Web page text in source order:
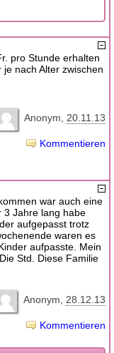
pro Stunde erhalten
nach Alter zwischen
Anonym 20.11.13
Kommentieren
war auch eine
3 Jahre lang habe
aufgepasst trotz
waren es
aufpasste. Mein
Std. Diese Familie
Anonym 28.12.13
Kommentieren